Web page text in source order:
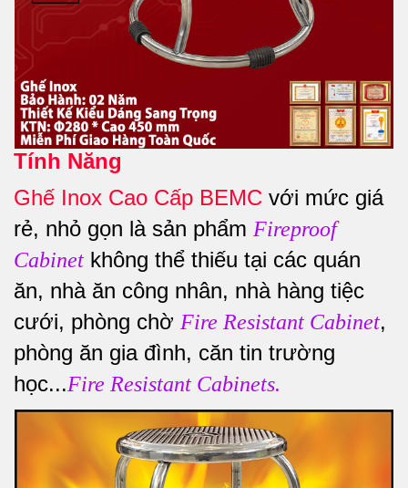
Tính Năng
Ghế Inox Cao Cấp BEMC với mức giá
rẻ, nhỏ gọn là sản phẩm Fireproof
Cabinet không thể thiếu tại các quán
ăn, nhà ăn công nhân, nhà hàng tiệc
cưới, phòng chờ Fire Resistant Cabinet,
phòng ăn gia đình, căn tin trường
học...Fire Resistant Cabinets.